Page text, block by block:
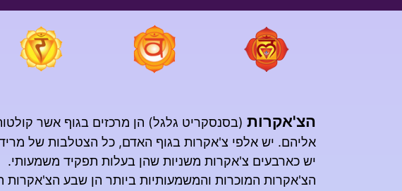
הצ'אקרות (בסנסקריט גלגל) הן מרכזים בגוף אשר
אליהם. יש אלפי צ'אקרות בגוף האדם, כל הצטלבות של
יש כארבעים צ'אקרות משניות שהן בעלות תפקיד משמעותי.
הצ'אקרות המוכרות והמשמעותיות ביותר הן שבע הצ'אקרות